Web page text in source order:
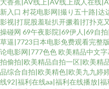
大香蕉|AV线上|AV线上成人在线
新入口 村花电影网|撮り五十路|达
影视|打屁股羞耻扒开撅着|打扑克
操碰网 69午夜影院|69伊人|69自
草逼|7723日本电影免费观看完整
论电影网|777色色 欧美精品中文
拍偷拍|欧美精品自拍一区|欧美精
品综合自拍|欧美精色|欧美九九婷
线92|福利在线aa|福利在线播放|